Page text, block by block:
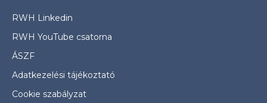
RWH Linkedin
RWH YouTube csatorna
ÁSZF
Adatkezelési tájékoztató
Cookie szabályzat